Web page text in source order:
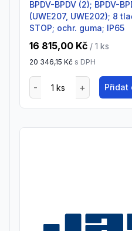
BPDV-BPDV (2); BPDV-
(UWE207, UWE202); 8
STOP; ochr. guma; IP65
16 815,00 Kč / 1 ks
20 346,15 Kč s DPH
Přidat